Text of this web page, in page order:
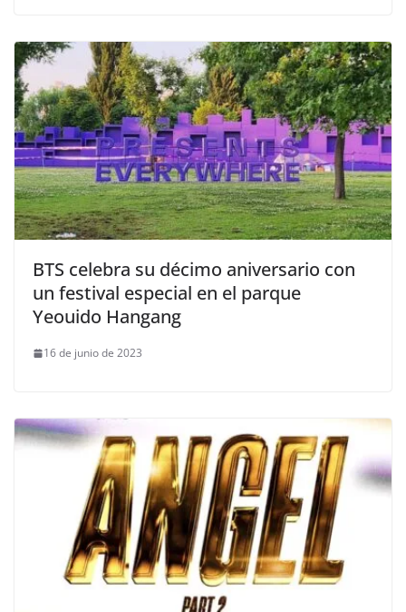
BTS celebra su décimo aniversario con
un festival especial en el parque
Yeouido Hangang
16 de junio de 2023